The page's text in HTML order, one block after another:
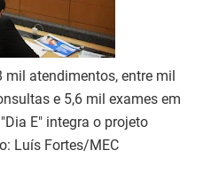
atendimentos, entre mil
e 5,6 mil exames em
E" integra o projeto
Luís Fortes/MEC